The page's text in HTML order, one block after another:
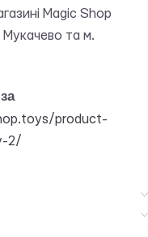
Magic Shop
та м.
product-
2/